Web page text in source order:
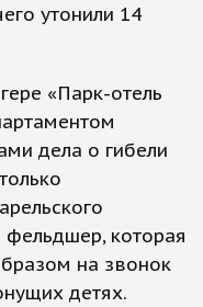
утонили 14
«Парк-отель
дела о гибели
которая
на звонок
детях.